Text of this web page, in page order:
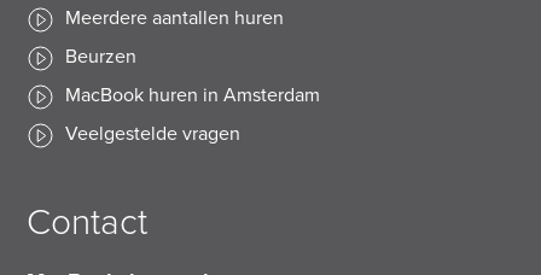
Meerdere aantallen huren
Beurzen
MacBook huren in Amsterdam
Veelgestelde vragen
Contact